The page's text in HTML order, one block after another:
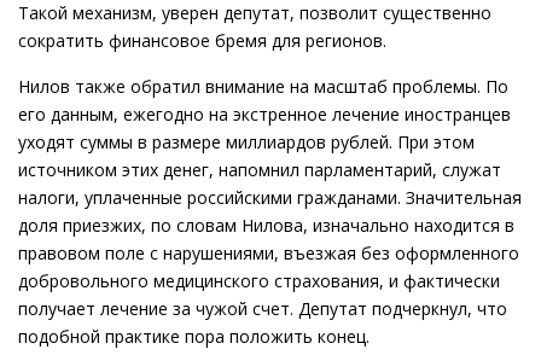
Такой механизм, уверен депутат, позволит существенно
сократить финансовое бремя для регионов.
Нилов также обратил внимание на масштаб проблемы. По
его данным, ежегодно на экстренное лечение иностранцев
уходят суммы в размере миллиардов рублей. При этом
источником этих денег, напомнил парламентарий, служат
налоги, уплаченные российскими гражданами. Значительная
доля приезжих, по словам Нилова, изначально находится в
правовом поле с нарушениями, въезжая без оформленного
добровольного медицинского страхования, и фактически
получает лечение за чужой счет. Депутат подчеркнул, что
подобной практике пора положить конец.